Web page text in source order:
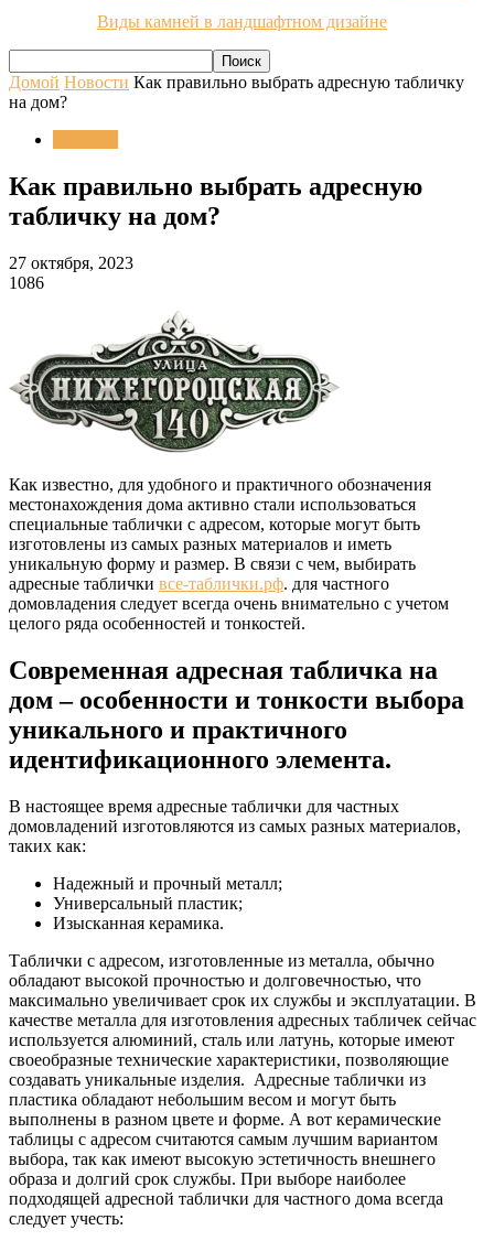
Виды камней в ландшафтном дизайне
Домой Новости Как правильно выбрать адресную табличку
на дом?
Как правильно выбрать адресную
табличку на дом?
27 октября, 2023
1086
Как известно, для удобного и практичного обозначения
местонахождения дома активно стали использоваться
специальные таблички с адресом, которые могут быть
изготовлены из самых разных материалов и иметь
уникальную форму и размер. В связи с чем, выбирать
адресные таблички все-таблички.рф. для частного
домовладения следует всегда очень внимательно с учетом
целого ряда особенностей и тонкостей.
Современная адресная табличка на
дом – особенности и тонкости выбора
уникального и практичного
идентификационного элемента.
В настоящее время адресные таблички для частных
домовладений изготовляются из самых разных материалов,
таких как:
Надежный и прочный металл;
Универсальный пластик;
Изысканная керамика.
Таблички с адресом, изготовленные из металла, обычно
обладают высокой прочностью и долговечностью, что
максимально увеличивает срок их службы и эксплуатации. В
качестве металла для изготовления адресных табличек сейчас
используется алюминий, сталь или латунь, которые имеют
своеобразные технические характеристики, позволяющие
создавать уникальные изделия. Адресные таблички из
пластика обладают небольшим весом и могут быть
выполнены в разном цвете и форме. А вот керамические
таблицы с адресом считаются самым лучшим вариантом
выбора, так как имеют высокую эстетичность внешнего
образа и долгий срок службы. При выборе наиболее
подходящей адресной таблички для частного дома всегда
следует учесть: